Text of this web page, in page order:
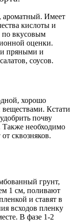
ароматный. Имеет
кислоты и
вкусовым
оценки.
пряными и
соусов.
хорошо
Кстати
почву
необходимо
сквозняков.
грунт,
1 см, поливают
и ставят в
всходов пленку
В фазе 1-2